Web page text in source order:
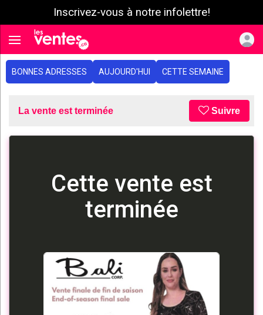
Inscrivez-vous à notre infolettre!
Toggle navigation
BONNES ADRESSES AUJOURD'HUI CETTE SEMAINE
La vente est terminée Suivre
Cette vente est
terminée